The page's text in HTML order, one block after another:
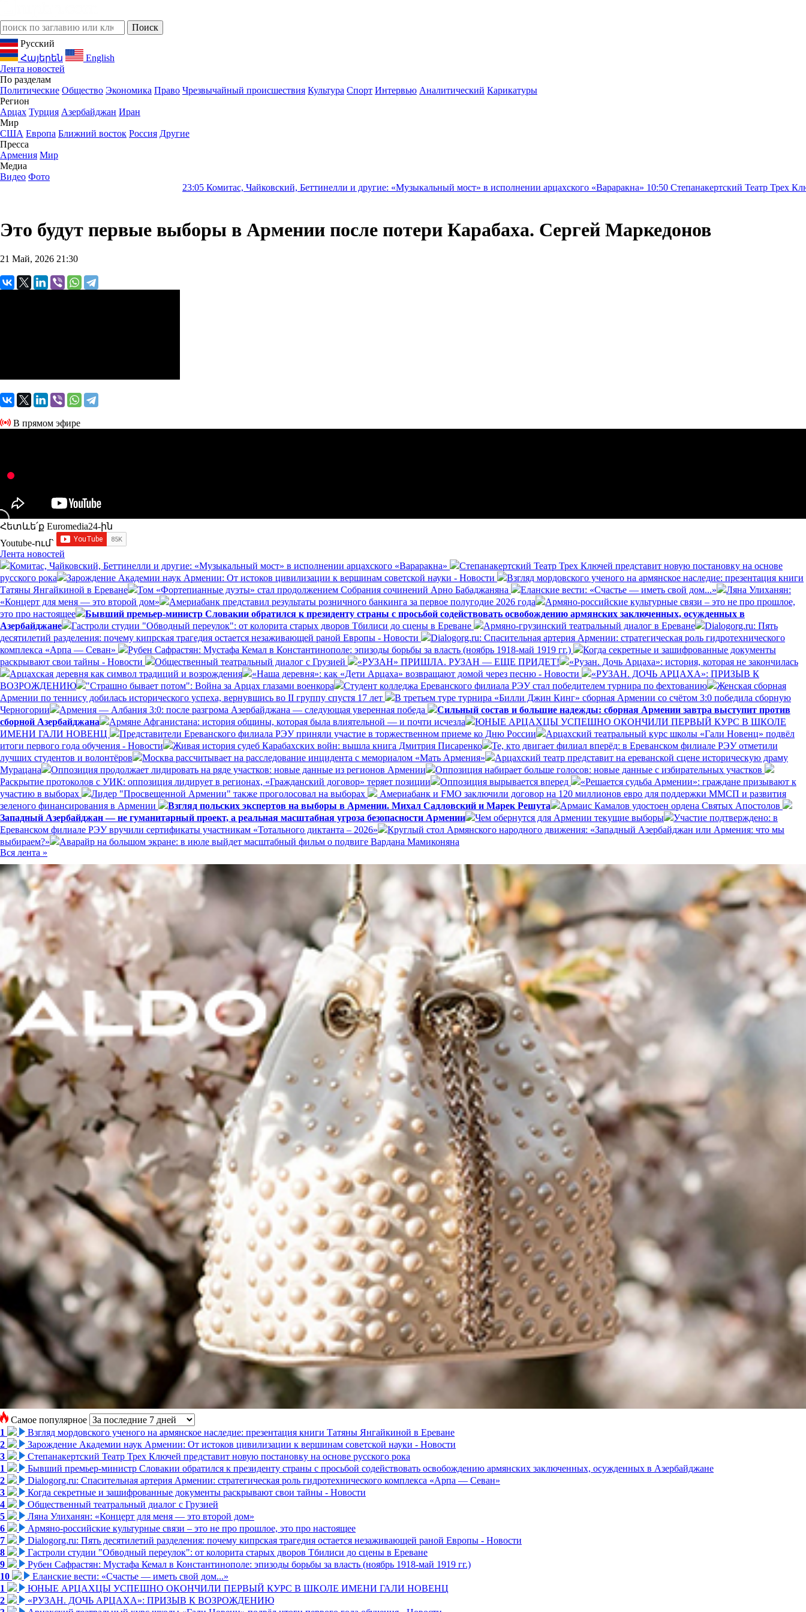
Русский
Հայերեն
English
Лента новостей
По разделам
Политические Общество Экономика Право Чрезвычайный происшествия Культура Спорт Интервью Аналитический Карикатуры
Регион
Арцах Турция Азербайджан Иран
Мир
США Европа Ближний восток Россия Другие
Пресса
Армения Мир
Медиа
Видео Фото
Комитас, Чайковский, Беттинелли и другие: «Музыкальный мост» в исполнении арцахского «Вараракна» 10:50Степанакертский Театр Трех Ключей
Это будут первые выборы в Армении после потери Карабаха. Сергей Маркедонов
21 Май, 2026 21:30
В прямом эфире
Հետևե՛ք Euromedia24-ին
Youtube-ում`
Лента новостей
Комитас, Чайковский, Беттинелли и другие: «Музыкальный мост» в исполнении арцахского «Вараракна»
Степанакертский Театр Трех Ключей представит новую постановку на основе
русского рока
Зарождение Академии наук Армении: От истоков цивилизации к вершинам советской науки - Новости
Взгляд мордовского ученого на армянское наследие: презентация книги
Татяны Янгайкиной в Ереване
Том «Фортепианные дуэты» стал продолжением Собрания сочинений Арно Бабаджаняна Еланские вести: «Счастье — иметь свой дом...»
Ляна Улиханян:
«Концерт для меня — это второй дом»
Америабанк представил результаты розничного банкинга за первое полугодие 2026 года
Армяно-российские культурные связи – это не про прошлое,
это про настоящее
Бывший премьер-министр Словакии обратился к президенту страны с просьбой содействовать освобождению армянских заключенных, осужденных в
Азербайджане
Гастроли студии "Обводный переулок": от колорита старых дворов Тбилиси до сцены в Ереване Армяно-грузинский театральный диалог в Ереване
Dialogorg.ru: Пять
десятилетий разделения: почему кипрская трагедия остается незаживающей раной Европы - Новости
Dialogorg.ru: Спасительная артерия Армении: стратегическая роль гидротехнического
комплекса «Арпа — Севан»
Рубен Сафрастян: Мустафа Кемал в Константинополе: эпизоды борьбы за власть (ноябрь 1918-май 1919 гг.)
Когда секретные и зашифрованные документы
раскрывают свои тайны - Новости
Общественный театральный диалог с Грузией «РУЗАН» ПРИШЛА. РУЗАН — ЕЩЕ ПРИДЕТ!
«Рузан. Дочь Арцаха»: история, которая не закончилась
Арцахская деревня как символ традиций и возрождения
«Наша деревня»: как «Дети Арцаха» возвращают домой через песню - Новости
«РУЗАН. ДОЧЬ АРЦАХА»: ПРИЗЫВ К
ВОЗРОЖДЕНИЮ
"Страшно бывает потом": Война за Арцах глазами военкора Студент колледжа Ереванского филиала РЭУ стал победителем турнира по фехтованию
Женская сборная
Армении по теннису добилась исторического успеха, вернувшись во II группу спустя 17 лет
В третьем туре турнира «Билли Джин Кинг» сборная Армении со счётом 3:0 победила сборную
Черногории
Армения — Албания 3:0: после разгрома Азербайджана — следующая уверенная победа
Сильный состав и большие надежды: сборная Армении завтра выступит против
сборной Азербайджана
Армяне Афганистана: история общины, которая была влиятельной — и почти исчезла
ЮНЫЕ АРЦАХЦЫ УСПЕШНО ОКОНЧИЛИ ПЕРВЫЙ КУРС В ШКОЛЕ
ИМЕНИ ГАЛИ НОВЕНЦ
Представители Ереванского филиала РЭУ приняли участие в торжественном приеме ко Дню России
Арцахский театральный курс школы «Гали Новенц» подвёл
итоги первого года обучения - Новости
Живая история судеб Карабахских войн: вышла книга Дмитрия Писаренко
Те, кто двигает филиал вперёд: в Ереванском филиале РЭУ отметили
лучших студентов и волонтёров
Москва рассчитывает на расследование инцидента с мемориалом «Мать Армения»
Арцахский театр представит на ереванской сцене историческую драму
Мурацана
Оппозиция продолжает лидировать на ряде участков: новые данные из регионов Армении
Оппозиция набирает больше голосов: новые данные с избирательных участков
Раскрытие протоколов с УИК: оппозиция лидирует в регионах, «Гражданский договор» теряет позиции
Оппозиция вырывается вперед
«Решается судьба Армении»: граждане призывают к
участию в выборах
Лидер "Просвещенной Армении" также проголосовал на выборах
Америабанк и FMO заключили договор на 120 миллионов евро для поддержки ММСП и развития
зеленого финансирования в Армении
Взгляд польских экспертов на выборы в Армении. Михал Садловский и Марек Решута
Армаис Камалов удостоен ордена Святых Апостолов
Западный Азербайджан — не гуманитарный проект, а реальная масштабная угроза безопасности Армении
Чем обернутся для Армении текущие выборы
Участие подтверждено: в
Ереванском филиале РЭУ вручили сертификаты участникам «Тотального диктанта – 2026»
Круглый стол Армянского народного движения: «Западный Азербайджан или Армения: что мы
выбираем?»
Аварайр на большом экране: в июле выйдет масштабный фильм о подвиге Вардана Мамиконяна
Вся лента »
Самое популярное
1
Взгляд мордовского ученого на армянское наследие: презентация книги Татяны Янгайкиной в Ереване
2
Зарождение Академии наук Армении: От истоков цивилизации к вершинам советской науки - Новости
3
Степанакертский Театр Трех Ключей представит новую постановку на основе русского рока
1
Бывший премьер-министр Словакии обратился к президенту страны с просьбой содействовать освобождению армянских заключенных, осужденных в Азербайджане
2
Dialogorg.ru: Спасительная артерия Армении: стратегическая роль гидротехнического комплекса «Арпа — Севан»
3
Когда секретные и зашифрованные документы раскрывают свои тайны - Новости
4
Общественный театральный диалог с Грузией
5
Ляна Улиханян: «Концерт для меня — это второй дом»
6
Армяно-российские культурные связи – это не про прошлое, это про настоящее
7
Dialogorg.ru: Пять десятилетий разделения: почему кипрская трагедия остается незаживающей раной Европы - Новости
8
Гастроли студии "Обводный переулок": от колорита старых дворов Тбилиси до сцены в Ереване
9
Рубен Сафрастян: Мустафа Кемал в Константинополе: эпизоды борьбы за власть (ноябрь 1918-май 1919 гг.)
10
Еланские вести: «Счастье — иметь свой дом...»
1
ЮНЫЕ АРЦАХЦЫ УСПЕШНО ОКОНЧИЛИ ПЕРВЫЙ КУРС В ШКОЛЕ ИМЕНИ ГАЛИ НОВЕНЦ
2
«РУЗАН. ДОЧЬ АРЦАХА»: ПРИЗЫВ К ВОЗРОЖДЕНИЮ